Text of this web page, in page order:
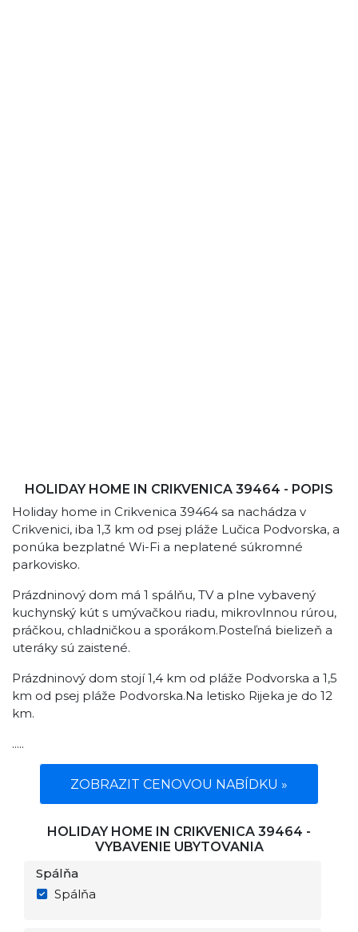
HOLIDAY HOME IN CRIKVENICA 39464 - POPIS
Holiday home in Crikvenica 39464 sa nachádza v
Crikvenici, iba 1,3 km od psej pláže Lučica Podvorska, a
ponúka bezplatné Wi-Fi a neplatené súkromné ​​
parkovisko.
Prázdninový dom má 1 spálňu, TV a plne vybavený
kuchynský kút s umývačkou riadu, mikrovlnnou rúrou,
práčkou, chladničkou a sporákom.Posteľná bielizeň a
uteráky sú zaistené.
Prázdninový dom stojí 1,4 km od pláže Podvorska a 1,5
km od psej pláže Podvorska.Na letisko Rijeka je do 12
km.
.....
ZOBRAZIT CENOVOU NABÍDKU »
HOLIDAY HOME IN CRIKVENICA 39464 -
VYBAVENIE UBYTOVANIA
Spálňa
Spálňa